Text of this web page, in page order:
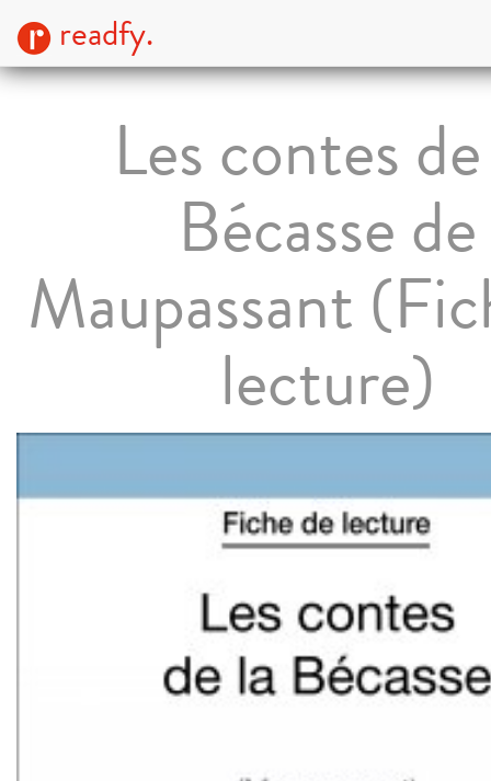
readfy.
Les contes
Bécasse de
Maupassant
lecture)